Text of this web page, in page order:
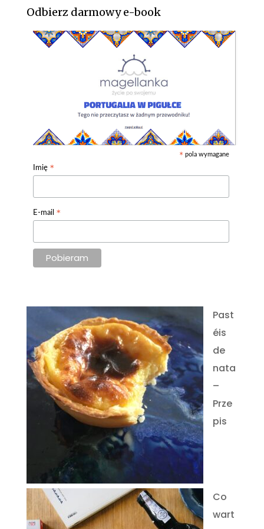
Odbierz darmowy e-book
* pola wymagane
Imię *
E-mail *
Past
éis
de
nata
–
Prze
pis
Co
wart